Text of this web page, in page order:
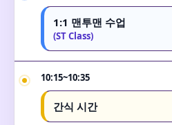
1:1 맨투맨 수업
(ST Class)
10:15~10:35
간식 시간